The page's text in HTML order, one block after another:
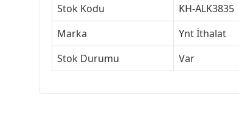
Stok Kodu
KH-ALK3835
Marka
Ynt İthalat
Stok Durumu
Var